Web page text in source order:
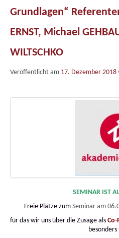
Grundlagen“
ERNST, Michael
WILTSCHKO
Veröffentlicht am 17. Dezember 2018
SEMINAR IST
Freie Plätze zum Seminar am
für das wir uns über die Zusage als Co-